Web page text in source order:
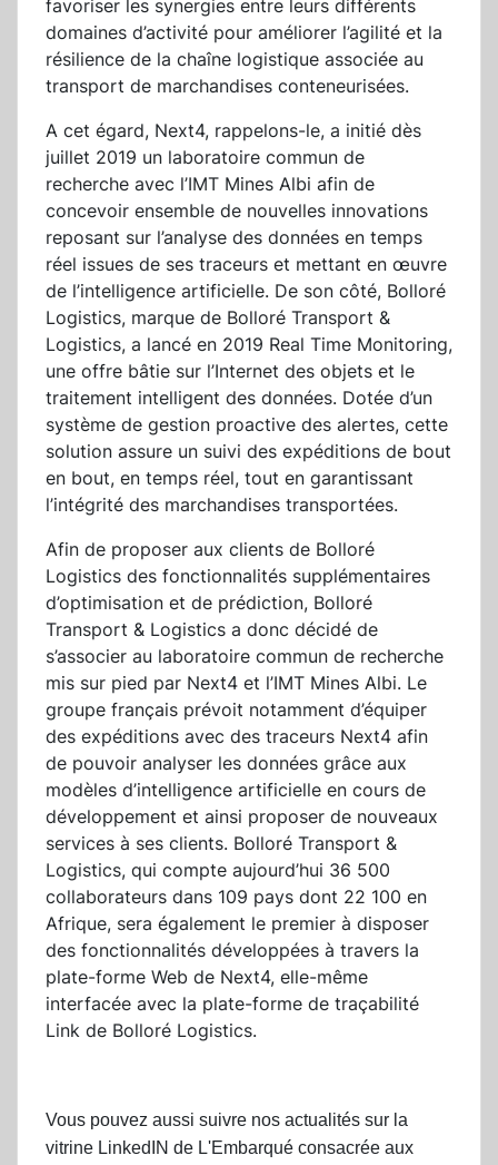
favoriser les synergies entre leurs différents
domaines d’activité pour améliorer l’agilité et la
résilience de la chaîne logistique associée au
transport de marchandises conteneurisées.
A cet égard, Next4, rappelons-le, a initié dès
juillet 2019 un laboratoire commun de
recherche avec l’IMT Mines Albi afin de
concevoir ensemble de nouvelles innovations
reposant sur l’analyse des données en temps
réel issues de ses traceurs et mettant en œuvre
de l’intelligence artificielle. De son côté, Bolloré
Logistics, marque de Bolloré Transport &
Logistics, a lancé en 2019 Real Time Monitoring,
une offre bâtie sur l’Internet des objets et le
traitement intelligent des données. Dotée d’un
système de gestion proactive des alertes, cette
solution assure un suivi des expéditions de bout
en bout, en temps réel, tout en garantissant
l’intégrité des marchandises transportées.
Afin de proposer aux clients de Bolloré
Logistics des fonctionnalités supplémentaires
d’optimisation et de prédiction, Bolloré
Transport & Logistics a donc décidé de
s’associer au laboratoire commun de recherche
mis sur pied par Next4 et l’IMT Mines Albi. Le
groupe français prévoit notamment d’équiper
des expéditions avec des traceurs Next4 afin
de pouvoir analyser les données grâce aux
modèles d’intelligence artificielle en cours de
développement et ainsi proposer de nouveaux
services à ses clients. Bolloré Transport &
Logistics, qui compte aujourd’hui 36 500
collaborateurs dans 109 pays dont 22 100 en
Afrique, sera également le premier à disposer
des fonctionnalités développées à travers la
plate-forme Web de Next4, elle-même
interfacée avec la plate-forme de traçabilité
Link de Bolloré Logistics.
Vous pouvez aussi suivre nos actualités sur la
vitrine LinkedIN de L'Embarqué consacrée aux